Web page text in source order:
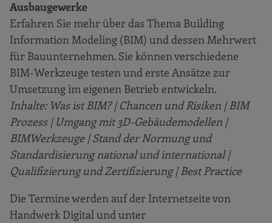
Ausbaugewerke
Erfahren Sie mehr über das Thema Building
Information Modeling (BIM) und dessen Mehrwert
für Bauunternehmen. Sie können verschiedene
BIM-Werkzeuge testen und erste Ansätze zur
Umsetzung im eigenen Betrieb entwickeln.
Inhalte: Was ist BIM? | Chancen und Risiken | BIM
Prozess | Umgang mit 3D-Gebäudemodellen |
BIMWerkzeuge | Stand der Normung und
Standardisierung national und international |
Qualifizierung und Zertifizierung | Best Practice
Die Termine werden auf der Internetseite von
Handwerk Digital und unter